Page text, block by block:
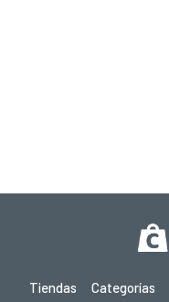
Tiendas Categorías